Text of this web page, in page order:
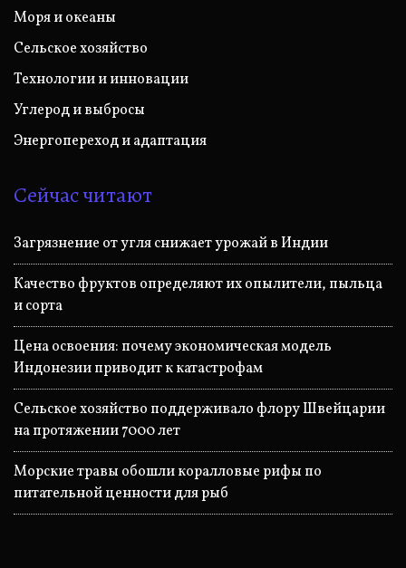
Моря и океаны
Сельское хозяйство
Технологии и инновации
Углерод и выбросы
Энергопереход и адаптация
Сейчас читают
Загрязнение от угля снижает урожай в Индии
Качество фруктов определяют их опылители, пыльца
и сорта
Цена освоения: почему экономическая модель
Индонезии приводит к катастрофам
Сельское хозяйство поддерживало флору Швейцарии
на протяжении 7000 лет
Морские травы обошли коралловые рифы по
питательной ценности для рыб